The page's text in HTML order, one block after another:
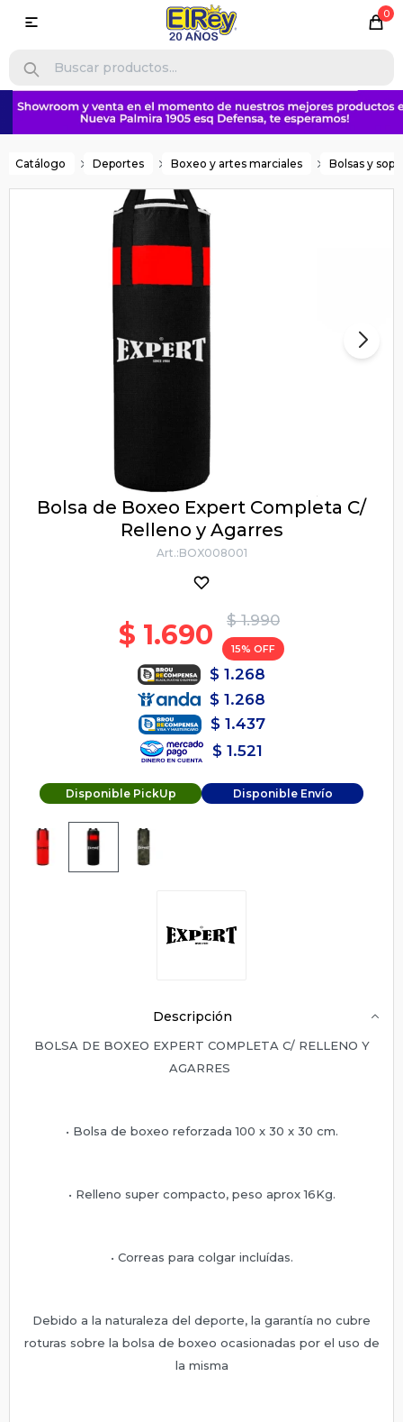
0

Catálogo Deportes Boxeo y artes marciales Bolsas y
Bolsa de Boxeo Expert Completa C/
Relleno y Agarres
BOX008001
$ 1.990
$ 1.690 15
$ 1.268
$ 1.268
$ 1.437
$ 1.521
Disponible PickUp Disponible Envío
Descripción
BOLSA DE BOXEO EXPERT COMPLETA C/ RELLENO Y
AGARRES
• Bolsa de boxeo reforzada 100 x 30 x 30 cm.
• Relleno super compacto, peso aprox 16Kg.
• Correas para colgar incluídas.
Debido a la naturaleza del deporte, la garantía no cubre
roturas sobre la bolsa de boxeo ocasionadas por el uso de
la misma